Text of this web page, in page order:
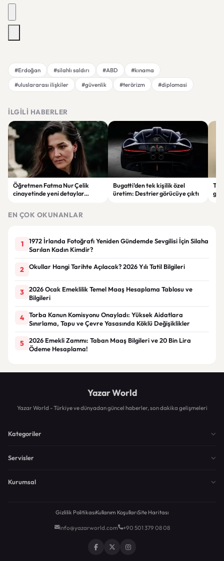
#Erdoğan #silahlı saldırı #ABD
#kınama
#uluslararası ilişkiler
#güvenlik #terörizm #diplomasi
İLGILI HABERLER
Öğretmen Fatma Nur Çelik
cinayetinde yeni detaylar
Bugatti’den tek kişilik özel
üretim: Destrier görücüye çıktı
EN ÇOK OKUNANLAR
1
1972 İrlanda Fotoğrafı Yeniden Gündemde Sevgilisi İçin Silaha
Sarılan Kadın Kimdir?
2 Okullar Hangi Tarihte Açılacak? 2026 Yılı Tatil Bilgileri
3
2026 Ocak Emeklilik Temel Maaş Hesaplama Tablosu ve
Bilgileri
4
Torba Kanun Komisyonu Onayladı: Yüksek Aidatlara
Sınırlama, Tapu ve Çevre Yasasında Köklü Değişiklikler
5
2026 Emekli Zammı: Taban Maaş Bilgileri ve 20 Bin Lira
Ödeme Hesaplama!
Yazar World
Yazar World - Türkiye ve dünyadan güncel haberler, son dakika gelişmeleri
Kategoriler
Servisler
Kurumsal
Gizlilik PolitikasıKullanım KoşullarıSite Haritası
info@yazarworld.com +90 501 379 08 08